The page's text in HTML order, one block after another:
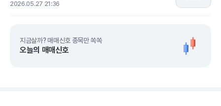
2026.05.27 21:36
지금살까? 매매신호 종목만 쏙쏙
오늘의 매매신호